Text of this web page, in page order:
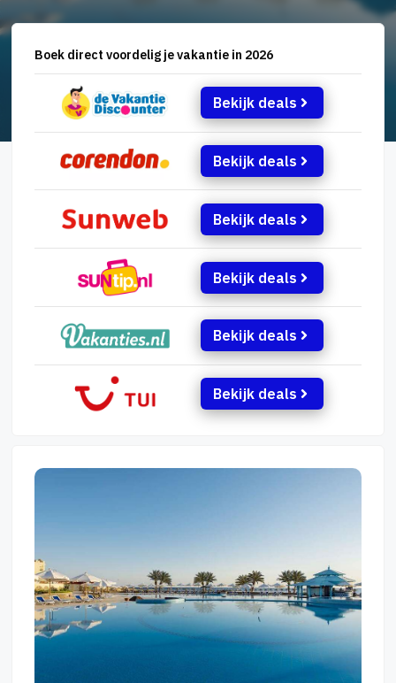
Boek direct voordelig je vakantie in 2026
Bekijk deals
Bekijk deals
Bekijk deals
Bekijk deals
Bekijk deals
Bekijk deals